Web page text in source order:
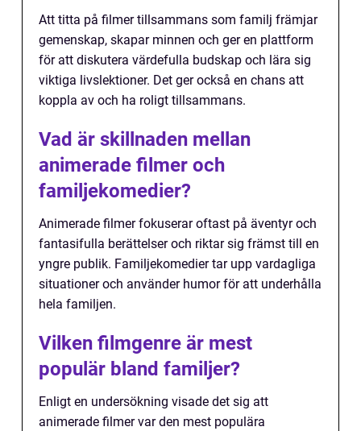
Att titta på filmer tillsammans som familj främjar
gemenskap, skapar minnen och ger en plattform
för att diskutera värdefulla budskap och lära sig
viktiga livslektioner. Det ger också en chans att
koppla av och ha roligt tillsammans.
Vad är skillnaden mellan
animerade filmer och
familjekomedier?
Animerade filmer fokuserar oftast på äventyr och
fantasifulla berättelser och riktar sig främst till en
yngre publik. Familjekomedier tar upp vardagliga
situationer och använder humor för att underhålla
hela familjen.
Vilken filmgenre är mest
populär bland familjer?
Enligt en undersökning visade det sig att
animerade filmer var den mest populära